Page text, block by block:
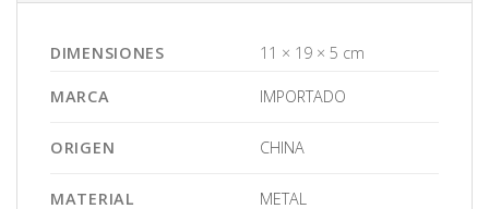
DIMENSIONES 11 × 19 × 5 cm
MARCA IMPORTADO
ORIGEN CHINA
MATERIAL METAL